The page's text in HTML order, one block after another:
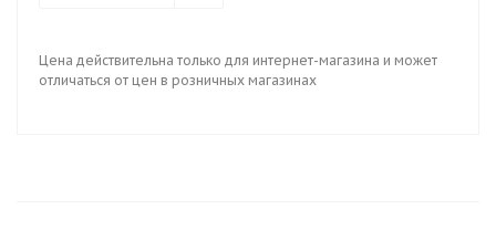
Цена действительна только для интернет-магазина и может
отличаться от цен в розничных магазинах